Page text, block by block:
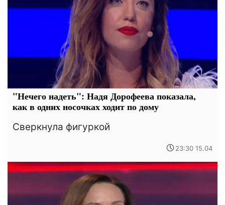
"Нечего надеть": Надя Дорофеева показала,
как в одних носочках ходит по дому
Сверкнула фигуркой
23:30 15.04